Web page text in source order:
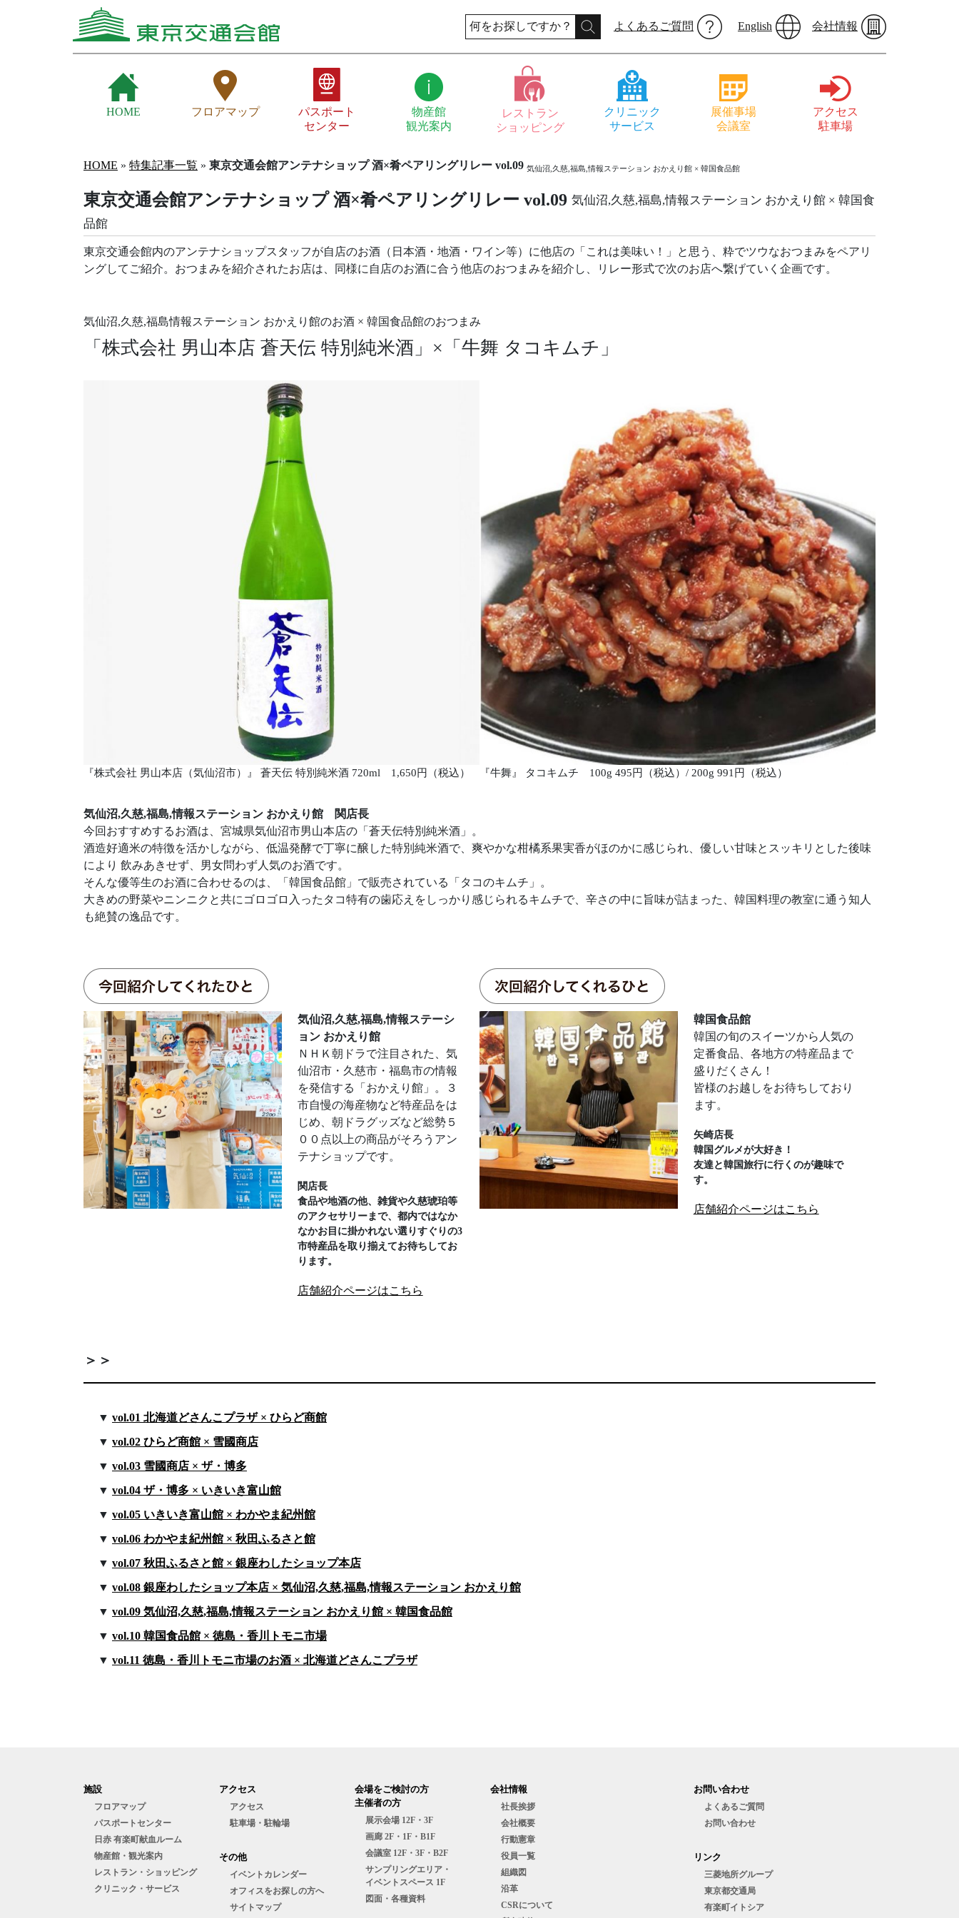
よくあるご質問 English 会社情報
HOME フロアマップ
パスポート
センター
物産館
観光案内
レストラン
ショッピング
クリニック
サービス
展催事場
会議室
アクセス
駐車場
HOME » 特集記事一覧 » 東京交通会館アンテナショップ 酒×肴ペアリングリレー vol.09 気仙沼,久慈,福島,情報ステーション おかえり館 × 韓国食品館
東京交通会館アンテナショップ 酒×肴ペアリングリレー vol.09 気仙沼,久慈,福島,情報ステーション おかえり館 × 韓国食
品館
東京交通会館内のアンテナショップスタッフが自店のお酒（日本酒・地酒・ワイン等）に他店の「これは美味い！」と思う、粋でツウなおつまみをペアリ
ングしてご紹介。おつまみを紹介されたお店は、同様に自店のお酒に合う他店のおつまみを紹介し、リレー形式で次のお店へ繋げていく企画です。
気仙沼,久慈,福島情報ステーション おかえり館のお酒 × 韓国食品館のおつまみ
「株式会社 男山本店 蒼天伝 特別純米酒」×「牛舞 タコキムチ」
『株式会社 男山本店（気仙沼市）』 蒼天伝 特別純米酒 720ml 1,650円（税込） 『牛舞』 タコキムチ 100g 495円（税込）/ 200g 991円（税込）
気仙沼,久慈,福島,情報ステーション おかえり館 関店長
今回おすすめするお酒は、宮城県気仙沼市男山本店の「蒼天伝特別純米酒」。
酒造好適米の特徴を活かしながら、低温発酵で丁寧に醸した特別純米酒で、爽やかな柑橘系果実香がほのかに感じられ、優しい甘味とスッキリとした後味
により 飲みあきせず、男女問わず人気のお酒です。
そんな優等生のお酒に合わせるのは、「韓国食品館」で販売されている「タコのキムチ」。
大きめの野菜やニンニクと共にゴロゴロ入ったタコ特有の歯応えをしっかり感じられるキムチで、辛さの中に旨味が詰まった、韓国料理の教室に通う知人
も絶賛の逸品です。
気仙沼,久慈,福島,情報ステーシ
ョン おかえり館
ＮＨＫ朝ドラで注目された、気
仙沼市・久慈市・福島市の情報
を発信する「おかえり館」。３
市自慢の海産物など特産品をは
じめ、朝ドラグッズなど総勢５
００点以上の商品がそろうアン
テナショップです。
関店長
食品や地酒の他、雑貨や久慈琥珀等
のアクセサリーまで、都内ではなか
なかお目に掛かれない選りすぐりの3
市特産品を取り揃えてお待ちしてお
ります。
店舗紹介ページはこちら
韓国食品館
韓国の旬のスイーツから人気の
定番食品、各地方の特産品まで
盛りだくさん！
皆様のお越しをお待ちしており
ます。
矢崎店長
韓国グルメが大好き！
友達と韓国旅行に行くのが趣味で
す。
店舗紹介ページはこちら
＞＞
vol.01 北海道どさんこプラザ × ひらど商館
vol.02 ひらど商館 × 雪國商店
vol.03 雪國商店 × ザ・博多
vol.04 ザ・博多 × いきいき富山館
vol.05 いきいき富山館 × わかやま紀州館
vol.06 わかやま紀州館 × 秋田ふるさと館
vol.07 秋田ふるさと館 × 銀座わしたショップ本店
vol.08 銀座わしたショップ本店 × 気仙沼,久慈,福島,情報ステーション おかえり館
vol.09 気仙沼,久慈,福島,情報ステーション おかえり館 × 韓国食品館
vol.10 韓国食品館 × 徳島・香川トモニ市場
vol.11 徳島・香川トモニ市場のお酒 × 北海道どさんこプラザ
施設
フロアマップ
パスポートセンター
日赤 有楽町献血ルーム
物産館・観光案内
レストラン・ショッピング
クリニック・サービス
アクセス
アクセス
駐車場・駐輪場
その他
イベントカレンダー
オフィスをお探しの⽅へ
サイトマップ
会場をご検討の⽅
主催者の⽅
展⽰会場 12F・3F
画廊 2F・1F・B1F
会議室 12F・3F・B2F
サンプリングエリア・
イベントスペース 1F
図⾯・各種資料
会社情報
社長挨拶
会社概要
行動憲章
役員一覧
組織図
沿革
CSRについて
お問い合わせ
よくあるご質問
お問い合わせ
リンク
三菱地所グループ
東京都交通局
有楽町イトシア